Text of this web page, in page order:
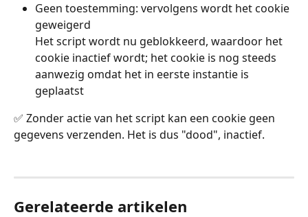
Geen toestemming: vervolgens wordt het cookie
geweigerd
Het script wordt nu geblokkeerd, waardoor het
cookie inactief wordt; het cookie is nog steeds
aanwezig omdat het in eerste instantie is
geplaatst
✅ Zonder actie van het script kan een cookie geen
gegevens verzenden. Het is dus "dood", inactief.
Gerelateerde artikelen